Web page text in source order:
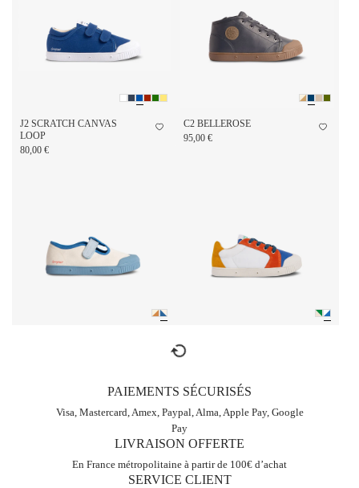
J2 SCRATCH CANVAS
LOOP
80,00 €
C2 BELLEROSE
95,00 €
refresh
PAIEMENTS SÉCURISÉS
Visa, Mastercard, Amex, Paypal, Alma, Apple Pay, Google
Pay
LIVRAISON OFFERTE
En France métropolitaine à partir de 100€ d’achat
SERVICE CLIENT